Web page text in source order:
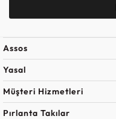
Assos
Yasal
Müşteri Hizmetleri
Pırlanta Takılar